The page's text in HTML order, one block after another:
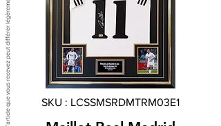
SKU : LCSSMSRDMTRM03E1